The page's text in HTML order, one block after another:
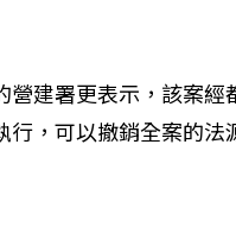
營建署更表示，該案
行，可以撤銷全案的